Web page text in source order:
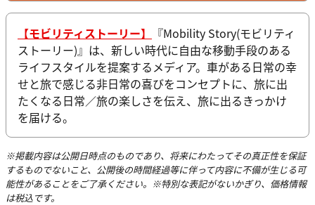
【モビリティストーリー】
『Mobility Story(モビリティ
ストーリー)』は、新しい時代に自由な移動手段のある
ライフスタイルを提案するメディア。車がある日常の幸
せと旅で感じる非日常の喜びをコンセプトに、旅に出
たくなる日常／旅の楽しさを伝え、旅に出るきっかけ
を届ける。
※掲載内容は公開日時点のものであり、将来にわたってその真正性を保証
するものでないこと、公開後の時間経過等に伴って内容に不備が生じる可
能性があることをご了承ください。※特別な表記がないかぎり、価格情報
は税込です。